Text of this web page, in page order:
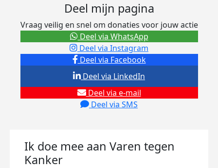
Deel mijn pagina
Vraag veilig en snel om donaties voor jouw actie
Deel via Facebook
Deel via Instagram
Deel via e-mail
Deel via SMS
Deel via LinkedIn
Deel via WhatsApp
Ik doe mee aan Varen tegen
Kanker